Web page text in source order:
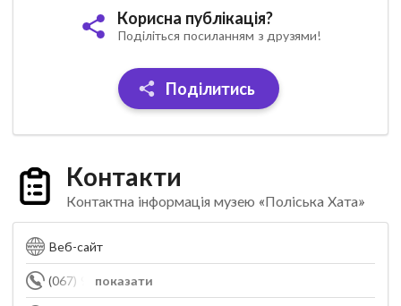
Корисна публікація?
Поділіться посиланням з друзями!
Поділитись
Контакти
Контактна інформація музею «Поліська Хата»
Веб-сайт
показати
(067) 934-71-45